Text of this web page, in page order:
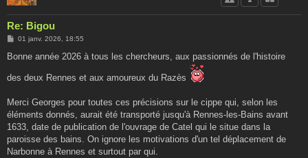
Re: Bigou
M
s
g
01 janv. 2026, 18:55
Bonne année 2026 à tous les chercheurs, aux passionnés de l'histoire
des deux Rennes et aux amoureux du Razès
Merci Georges pour toutes ces précisions sur le cippe qui, selon les
éléments donnés, aurait été transporté jusqu'à Rennes-les-Bains avant
1633, date de publication de l'ouvrage de Catel qui le situe dans la
paroisse des bains. On ignore les motivations d'un tel déplacement de
Narbonne à Rennes et surtout par qui.